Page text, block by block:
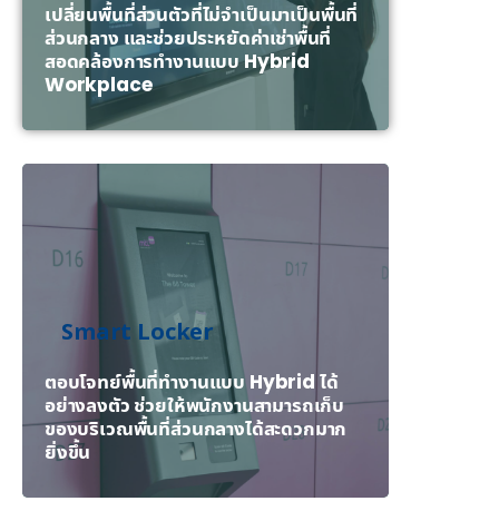
เปลี่ยนพื้นที่ส่วนตัวที่ไม่จำเป็นมาเป็นพื้นที่
ส่วนกลาง และช่วยประหยัดค่าเช่าพื้นที่
สอดคล้องการทำงานแบบ Hybrid
Workplace
Smart Locker
ตอบโจทย์พื้นที่ทำงานแบบ Hybrid ได้
อย่างลงตัว ช่วยให้พนักงานสามารถเก็บ
ของบริเวณพื้นที่ส่วนกลางได้สะดวกมาก
ยิ่งขึ้น